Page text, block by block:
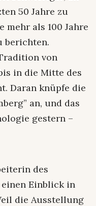
50 Jahre zu
mehr als 100 Jahre
berichten.
von
in die Mitte des
Daran knüpfe die
an, und das
gestern –
des
einen Einblick in
die Ausstellung